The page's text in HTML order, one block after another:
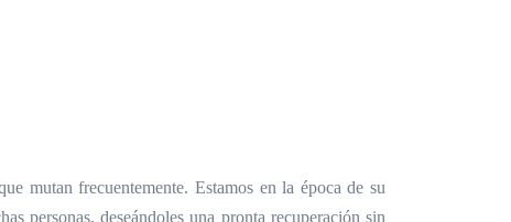
mutan frecuentemente. Estamos en la época de su
personas, deseándoles una pronta recuperación sin